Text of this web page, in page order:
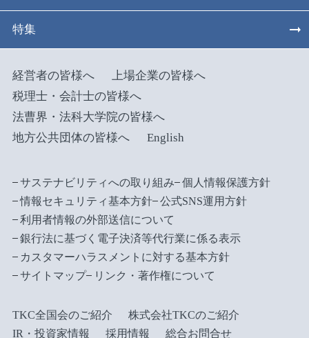
特集
経営者の皆様へ
上場企業の皆様へ
税理士・会計士の皆様へ
法曹界・法科大学院の皆様へ
地方公共団体の皆様へ
English
サステナビリティへの取り組み
個人情報保護方針
情報セキュリティ基本方針
公式SNS運用方針
利用者情報の外部送信について
銀行法に基づく電子決済等代行業に係る表示
カスタマーハラスメントに対する基本方針
サイトマップ
リンク・著作権について
TKC全国会のご紹介
株式会社TKCのご紹介
IR・投資家情報
採用情報 総合お問合せ